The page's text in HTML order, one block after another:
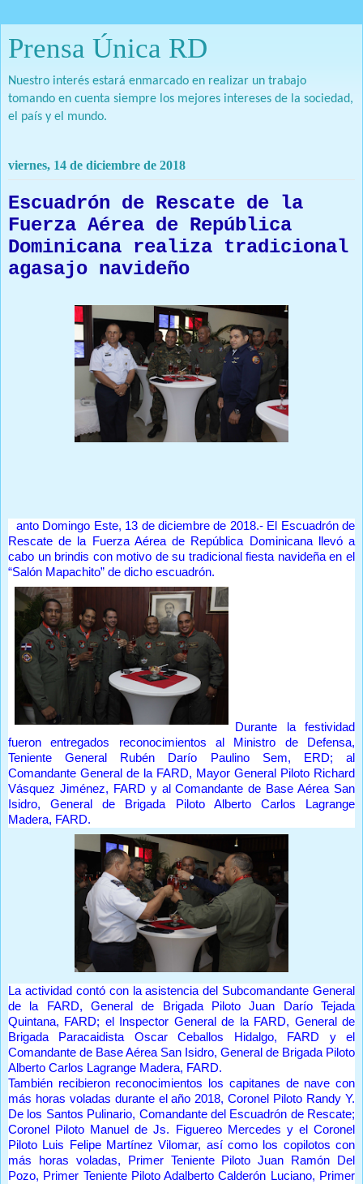
Prensa Única RD
Nuestro interés estará enmarcado en realizar un trabajo
tomando en cuenta siempre los mejores intereses de la sociedad,
el país y el mundo.
viernes, 14 de diciembre de 2018
Escuadrón de Rescate de la
Fuerza Aérea de República
Dominicana realiza tradicional
agasajo navideño
anto Domingo Este, 13 de diciembre de 2018.- El Escuadrón de
Rescate de la Fuerza Aérea de República Dominicana llevó a
cabo un brindis con motivo de su tradicional fiesta navideña en el
“Salón Mapachito” de dicho escuadrón.
Durante la festividad
fueron entregados reconocimientos al Ministro de Defensa,
Teniente General Rubén Darío Paulino Sem, ERD; al
Comandante General de la FARD, Mayor General Piloto Richard
Vásquez Jiménez, FARD y al Comandante de Base Aérea San
Isidro, General de Brigada Piloto Alberto Carlos Lagrange
Madera, FARD.
La actividad contó con la asistencia del Subcomandante General
de la FARD, General de Brigada Piloto Juan Darío Tejada
Quintana, FARD; el Inspector General de la FARD, General de
Brigada Paracaidista Oscar Ceballos Hidalgo, FARD y el
Comandante de Base Aérea San Isidro, General de Brigada Piloto
Alberto Carlos Lagrange Madera, FARD.
También recibieron reconocimientos los capitanes de nave con
más horas voladas durante el año 2018, Coronel Piloto Randy Y.
De los Santos Pulinario, Comandante del Escuadrón de Rescate;
Coronel Piloto Manuel de Js. Figuereo Mercedes y el Coronel
Piloto Luis Felipe Martínez Vilomar, así como los copilotos con
más horas voladas, Primer Teniente Piloto Juan Ramón Del
Pozo, Primer Teniente Piloto Adalberto Calderón Luciano, Primer